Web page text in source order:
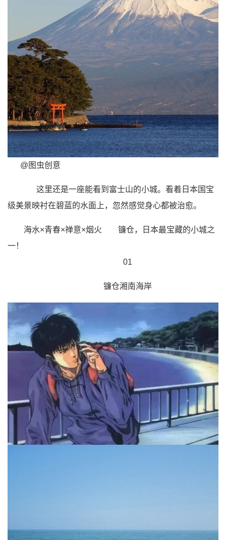
@图虫创意
这里还是一座能看到富士山的小城。看着日本国宝
级美景映衬在碧蓝的水面上，忽然感觉身心都被治愈。
海水×青春×禅意×烟火
镰仓，日本最宝藏的小城之
一！
01
镰仓湘南海岸